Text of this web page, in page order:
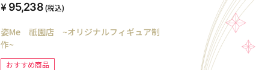
95,238(税込)
姿Me 祇園店 ~オリジナルフィギュア制
作~
おすすめ商品